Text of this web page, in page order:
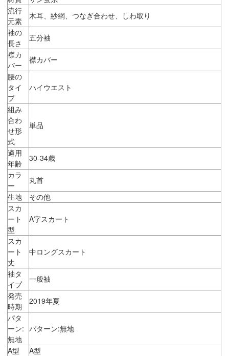
流行
元素
木耳、紗網、つなぎ合わせ、しわ取り
袖の
長さ
五分袖
襟カ
バー
襟カバー
腰の
タイ
プ
ハイウエスト
組み
合わ
せ形
式
単品
適用
年齢
30-34歳
カラ
ー
丸首
生地
その他
スカ
ート
型
A字スカート
スカ
ート
丈
中ロングスカート
袖タ
イプ
一般袖
発売
時期
2019年夏
パタ
ーン:
無地
パターン:無地
A型 A型